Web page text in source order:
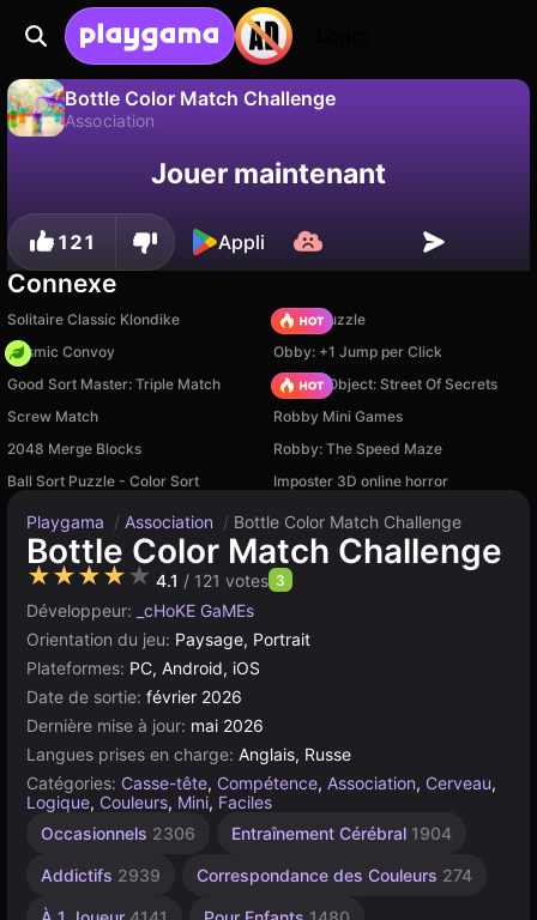
Bottle Color Match Challenge
Association
progression !
Non Enregistrer
Jouer maintenant
121 Appli
Connexe
Solitaire Classic Klondike
Arrow Puzzle
Cosmic Convoy
Obby: +1 Jump per Click
Good Sort Master: Triple Match
Hidden Object: Street Of Secrets
Screw Match
Robby Mini Games
2048 Merge Blocks
Robby: The Speed Maze
Ball Sort Puzzle - Color Sort
Imposter 3D online horror
Playgama / Association / Bottle Color Match Challenge
Bottle Color Match Challenge
★★★★★ 4.1 / 121 votes 3
Développeur:
_cHoKE GaMEs
Orientation du jeu: Paysage, Portrait
Plateformes: PC, Android, iOS
Date de sortie: février 2026
Dernière mise à jour: mai 2026
Langues prises en charge: Anglais, Russe
Catégories: Casse-tête, Compétence, Association, Cerveau,
Logique, Couleurs, Mini, Faciles
Occasionnels 2306 Entraînement Cérébral 1904
Addictifs 2939 Correspondance des Couleurs 274